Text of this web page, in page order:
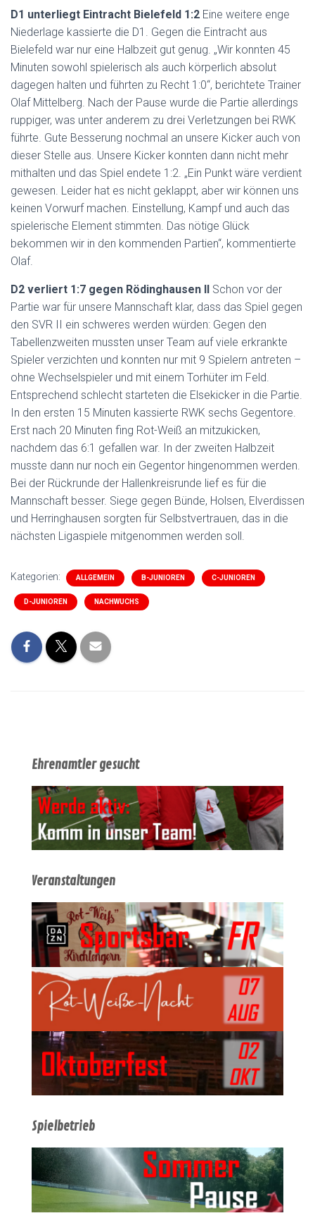
D1 unterliegt Eintracht Bielefeld 1:2 Eine weitere enge
Niederlage kassierte die D1. Gegen die Eintracht aus
Bielefeld war nur eine Halbzeit gut genug. „Wir konnten 45
Minuten sowohl spielerisch als auch körperlich absolut
dagegen halten und führten zu Recht 1:0“, berichtete Trainer
Olaf Mittelberg. Nach der Pause wurde die Partie allerdings
ruppiger, was unter anderem zu drei Verletzungen bei RWK
führte. Gute Besserung nochmal an unsere Kicker auch von
dieser Stelle aus. Unsere Kicker konnten dann nicht mehr
mithalten und das Spiel endete 1:2. „Ein Punkt wäre verdient
gewesen. Leider hat es nicht geklappt, aber wir können uns
keinen Vorwurf machen. Einstellung, Kampf und auch das
spielerische Element stimmten. Das nötige Glück
bekommen wir in den kommenden Partien“, kommentierte
Olaf.
D2 verliert 1:7 gegen Rödinghausen II Schon vor der
Partie war für unsere Mannschaft klar, dass das Spiel gegen
den SVR II ein schweres werden würden: Gegen den
Tabellenzweiten mussten unser Team auf viele erkrankte
Spieler verzichten und konnten nur mit 9 Spielern antreten –
ohne Wechselspieler und mit einem Torhüter im Feld.
Entsprechend schlecht starteten die Elsekicker in die Partie.
In den ersten 15 Minuten kassierte RWK sechs Gegentore.
Erst nach 20 Minuten fing Rot-Weiß an mitzukicken,
nachdem das 6:1 gefallen war. In der zweiten Halbzeit
musste dann nur noch ein Gegentor hingenommen werden.
Bei der Rückrunde der Hallenkreisrunde lief es für die
Mannschaft besser. Siege gegen Bünde, Holsen, Elverdissen
und Herringhausen sorgten für Selbstvertrauen, das in die
nächsten Ligaspiele mitgenommen werden soll.
Kategorien: ALLGEMEIN B-JUNIOREN C-JUNIOREN
D-JUNIOREN NACHWUCHS
Ehrenamtler gesucht
Veranstaltungen
Spielbetrieb